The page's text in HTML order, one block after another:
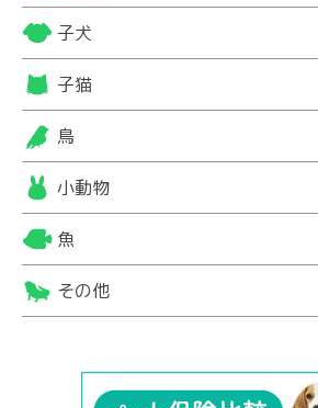
子犬
子猫
鳥
小動物
魚
その他